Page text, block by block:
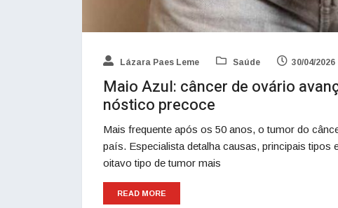
Lázara Paes Leme Saúde 30/04/2026
Maio Azul: câncer de ovário
nóstico precoce
Mais frequente após os 50 anos, o tumor do
país. Especialista detalha causas, principais
oitavo tipo de tumor mais
READ MORE